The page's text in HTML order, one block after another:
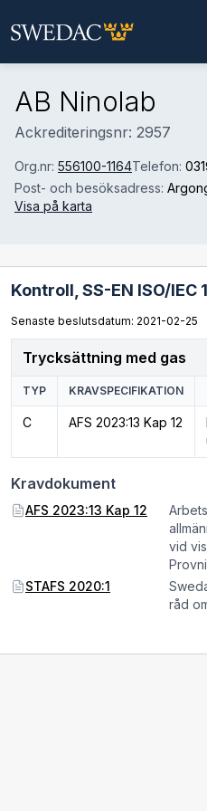
AB Ninolab
Ackrediteringsnr: 2957
Org.nr: 556100-1164Telefon:
Post- och besöksadress:
Visa på karta
Kontroll, SS-EN ISO/IEC
Senaste beslutsdatum: 2021-02-25
Trycksättning med gas
TYP KRAVSPECIFIKATION
C AFS 2023:13 Kap 12
Kravdokument
AFS 2023:13 Kap 12
vid
STAFS 2020:1
råd